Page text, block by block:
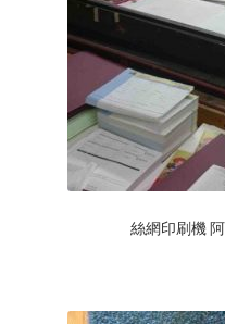
絲網印刷機